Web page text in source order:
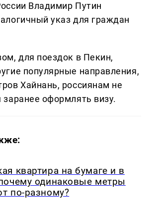
Владимир Путин
указ для граждан
для поездок в Пекин,
популярные направления,
Хайнань, россиянам не
заранее оформлять визу.
квартира на бумаге и в
одинаковые метры
по-разному?